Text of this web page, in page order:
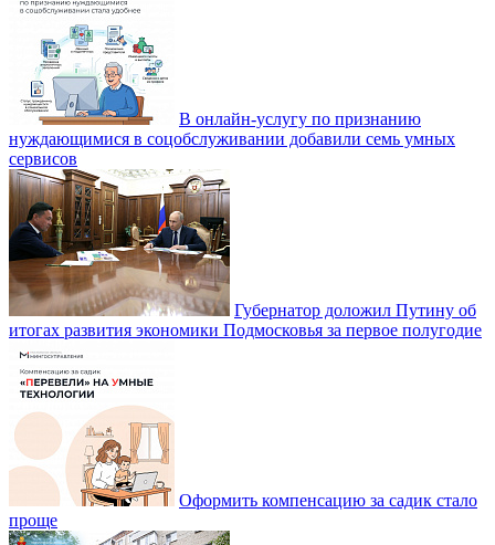
В онлайн-услугу по признанию
нуждающимися в соцобслуживании добавили семь умных
сервисов
Губернатор доложил Путину об
итогах развития экономики Подмосковья за первое полугодие
Оформить компенсацию за садик стало
проще